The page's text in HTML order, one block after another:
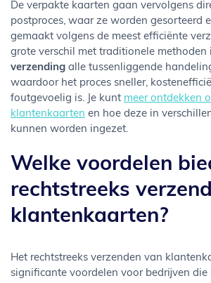
De verpakte kaarten gaan vervolgens
postproces, waar ze worden gesorteerd
gemaakt volgens de meest efficiënte
grote verschil met traditionele methoden
verzending alle tussenliggende
waardoor het proces sneller,
foutgevoelig is. Je kunt meer ontdekken
klantenkaarten en hoe deze in
kunnen worden ingezet.
Welke voordelen
rechtstreeks
klantenkaarten?
Het rechtstreeks verzenden van
significante voordelen voor bedrijven die